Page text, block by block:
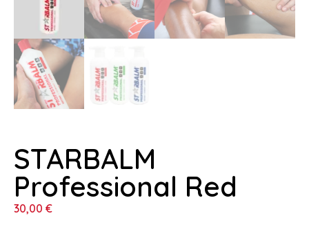
STARBALM
Professional Red
30,00 €